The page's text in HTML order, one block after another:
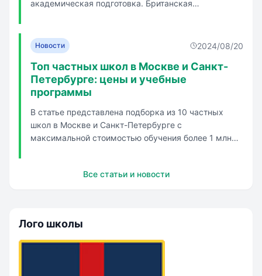
академическая подготовка. Британская
программам с индивидуальным планом занятий
для детей с недостаточным уровнем английского.
Пе...
Новости 2024/08/20
Топ частных школ в Москве и Санкт-
Петербурге: цены и учебные
программы
В статье представлена подборка из 10 частных
школ в Москве и Санкт-Петербурге с
максимальной стоимостью обучения более 1 млн
международными фондами и партнерство с
Все статьи и новости
Лого школы